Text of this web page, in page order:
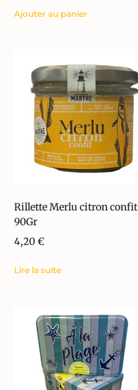
Ajouter au panier
Rillette Merlu citron confit
90Gr
4,20€
Lire la suite